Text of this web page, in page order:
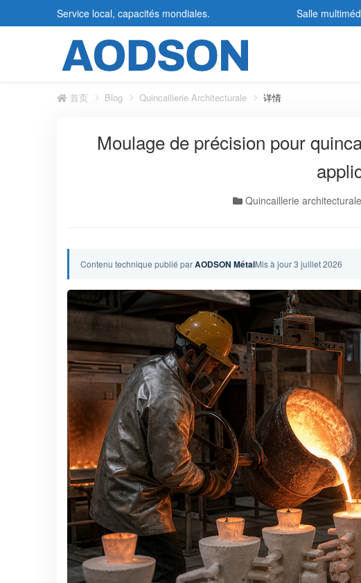
Service local, capacités mondiales. Salle
首页 Blog Quincaillerie Architecturale 详情
Moulage de précision pour
Quincaillerie architecturale
Contenu technique publié parAODSON MétalMis à jour 3 juillet 2026